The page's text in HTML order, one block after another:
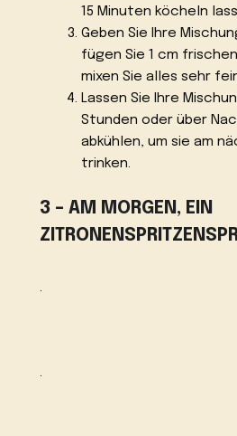
15 Minuten köcheln
Geben Sie Ihre
fügen Sie 1 cm
mixen Sie alles sehr
Lassen Sie Ihre
Stunden oder über
abkühlen, um sie am
trinken.
3 – AM MORGEN, EIN
.
.